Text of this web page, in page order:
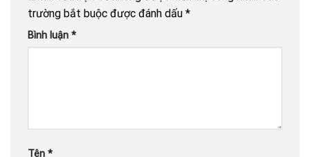
trường bắt buộc được đánh dấu *
Bình luận *
Tên *